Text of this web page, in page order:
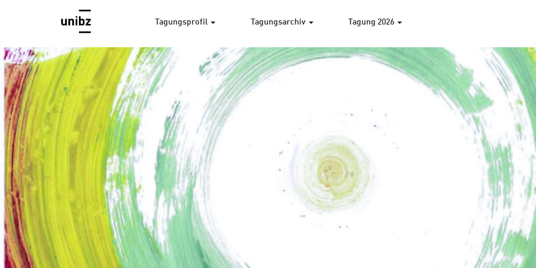
Tagungsprofil Tagungsarchiv Tagung 2026